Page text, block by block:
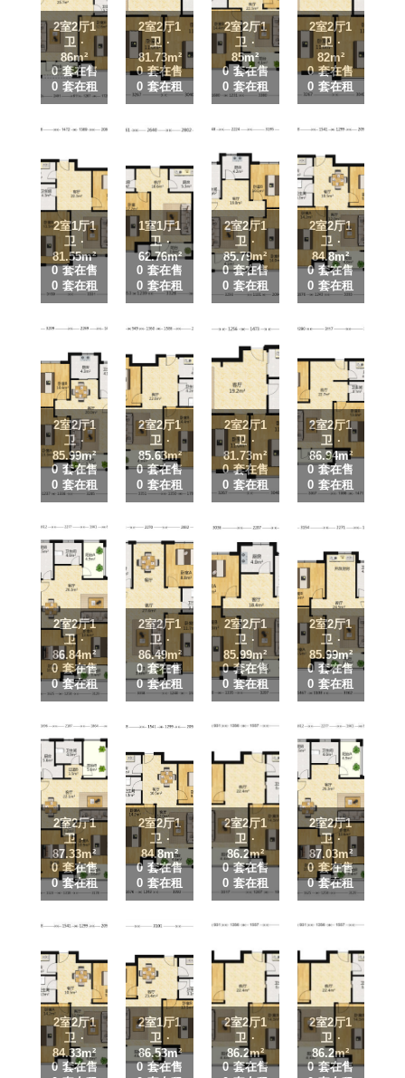
2室2厅1
卫 ·
86m²
0 套在售
0 套在租
2室2厅1
卫 ·
81.73m²
0 套在售
0 套在租
2室2厅1
卫 ·
85m²
0 套在售
0 套在租
2室2厅1
卫 ·
82m²
0 套在售
0 套在租
2室1厅1
卫 ·
81.55m²
0 套在售
0 套在租
1室1厅1
卫 ·
62.76m²
0 套在售
0 套在租
2室2厅1
卫 ·
85.79m²
0 套在售
0 套在租
2室2厅1
卫 ·
84.8m²
0 套在售
0 套在租
2室2厅1
卫 ·
85.99m²
0 套在售
0 套在租
2室2厅1
卫 ·
85.63m²
0 套在售
0 套在租
2室2厅1
卫 ·
81.73m²
0 套在售
0 套在租
2室2厅1
卫 ·
86.94m²
0 套在售
0 套在租
2室2厅1
卫 ·
86.84m²
0 套在售
0 套在租
2室2厅1
卫 ·
86.49m²
0 套在售
0 套在租
2室2厅1
卫 ·
85.99m²
0 套在售
0 套在租
2室2厅1
卫 ·
85.99m²
0 套在售
0 套在租
2室2厅1
卫 ·
87.33m²
0 套在售
0 套在租
2室2厅1
卫 ·
84.8m²
0 套在售
0 套在租
2室2厅1
卫 ·
86.2m²
0 套在售
0 套在租
2室2厅1
卫 ·
87.03m²
0 套在售
0 套在租
2室2厅1
卫 ·
84.33m²
0 套在售
2室1厅1
卫 ·
86.53m²
0 套在售
2室2厅1
卫 ·
86.2m²
0 套在售
2室2厅1
卫 ·
86.2m²
0 套在售